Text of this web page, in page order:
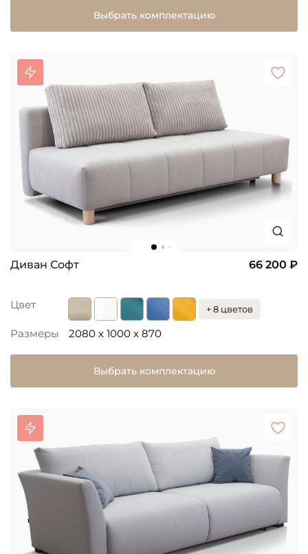
Выбрать комплектацию
Диван Софт 66 200 ₽
Цвет + 8 цветов
Размеры 2080 x 1000 x 870
Выбрать комплектацию